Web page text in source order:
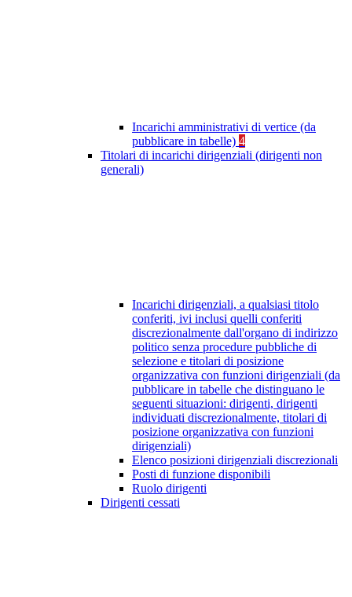
Incarichi amministrativi di vertice (da
pubblicare in tabelle) 4
Titolari di incarichi dirigenziali (dirigenti non
generali)
Incarichi dirigenziali, a qualsiasi titolo
conferiti, ivi inclusi quelli conferiti
discrezionalmente dall'organo di indirizzo
politico senza procedure pubbliche di
selezione e titolari di posizione
organizzativa con funzioni dirigenziali (da
pubblicare in tabelle che distinguano le
seguenti situazioni: dirigenti, dirigenti
individuati discrezionalmente, titolari di
posizione organizzativa con funzioni
dirigenziali)
Elenco posizioni dirigenziali discrezionali
Posti di funzione disponibili
Ruolo dirigenti
Dirigenti cessati